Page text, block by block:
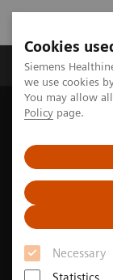
Cookies
Siemens
we use cookies
You may allow
Policy page.
Necessary
Productos y
Siemens
Equipment &
Soluciones de